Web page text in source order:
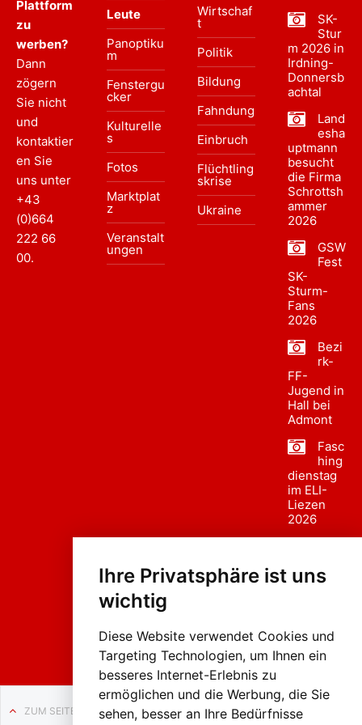
Ihre Privatsphäre ist uns
wichtig
Diese Website verwendet Cookies und
Targeting Technologien, um Ihnen ein
besseres Internet-Erlebnis zu
ermöglichen und die Werbung, die Sie
sehen, besser an Ihre Bedürfnisse
Plattform
zu
werben?
Dann
zögern
Sie nicht
und
kontaktier
en Sie
uns unter
+43
(0)664
222 66
00.
Leute
Panoptiku
m
Fenstergu
cker
Kulturelle
s
Fotos
Marktplat
z
Veranstalt
ungen
Wirtschaf
t
Politik
Bildung
Fahndung
Einbruch
Flüchtling
skrise
Ukraine
SK-
Stur
m 2026 in
Irdning-
Donnersb
achtal
Land
esha
uptmann
besucht
die Firma
Schrottsh
ammer
2026
GSW
Fest
SK-
Sturm-
Fans
2026
Bezi
rk-
FF-
Jugend in
Hall bei
Admont
Fasc
hing
dienstag
im ELI-
Liezen
2026
sumzug
Liezen
ZUM SEITENANFANG